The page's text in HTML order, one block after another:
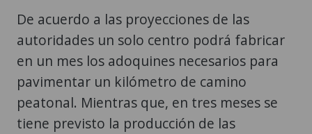
De acuerdo a las proyecciones de las
autoridades un solo centro podrá fabricar
en un mes los adoquines necesarios para
pavimentar un kilómetro de camino
peatonal. Mientras que, en tres meses se
tiene previsto la producción de las